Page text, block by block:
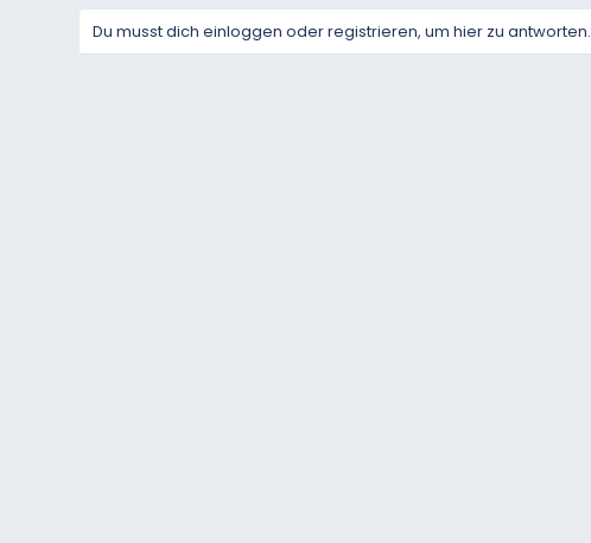
Du musst dich einloggen oder registrieren, um hier zu antworten.